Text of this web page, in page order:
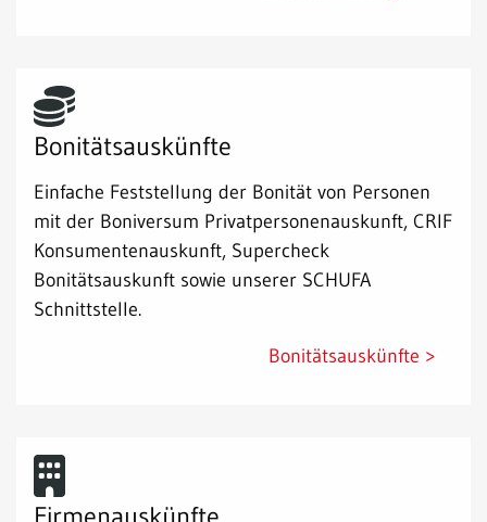
Bonitätsauskünfte
Einfache Feststellung der Bonität von Personen
mit der Boniversum Privatpersonenauskunft, CRIF
Konsumentenauskunft, Supercheck
Bonitätsauskunft sowie unserer SCHUFA
Schnittstelle.
Bonitätsauskünfte >